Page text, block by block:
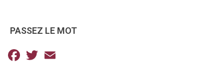
PASSEZ LE MOT
Facebook
Twitter